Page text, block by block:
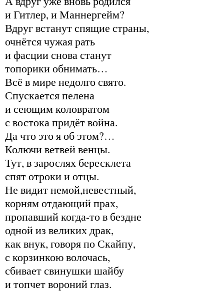
и Гитлер, и Маннергейм?
Вдруг встанут спящие страны,
очнётся чужая рать
и фасции снова станут
топорики обнимать…
Всё в мире недолго свято.
Спускается пелена
и сеющим коловратом
с востока придёт война.
Да что это я об этом?…
Колючи ветвей венцы.
Тут, в зарослях бересклета
спят отроки и отцы.
Не видит немой,невестный,
корням отдающий прах,
пропавший когда-то в бездне
одной из великих драк,
как внук, говоря по Скайпу,
с корзинкою волочась,
сбивает свинушки шайбу
и топчет вороний глаз.